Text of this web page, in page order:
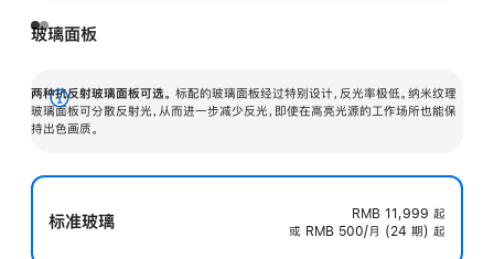
玻璃面板
两种抗反射玻璃面板可选。 标配的玻璃面板经过特别设计，反光率极低。纳米纹理
玻璃面板可分散反射光，从而进一步减少反光，即使在高亮光源的工作场所也能保
持出色画质。
展
开
标准玻璃 RMB 11,999 起
或 RMB 500/月 (24 期) 起